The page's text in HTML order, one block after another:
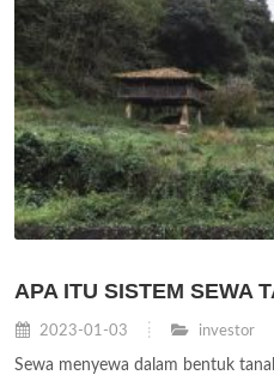
APA ITU SISTEM SEWA
2023-01-03 investor
Sewa menyewa dalam bentuk